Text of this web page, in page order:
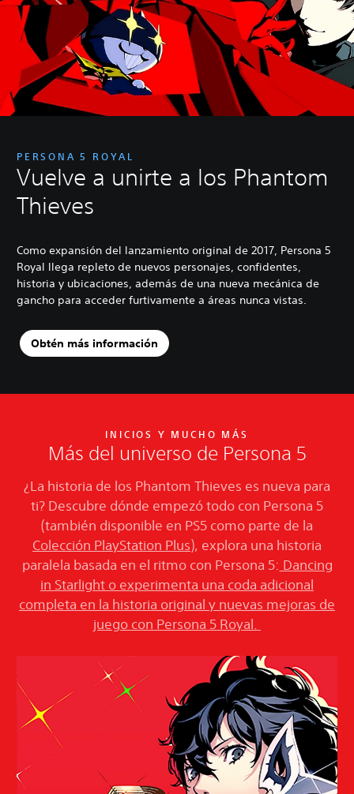
PERSONA 5 ROYAL
Vuelve a unirte a los Phantom
Thieves
Como expansión del lanzamiento original de 2017, Persona 5
Royal llega repleto de nuevos personajes, confidentes,
historia y ubicaciones, además de una nueva mecánica de
gancho para acceder furtivamente a áreas nunca vistas.
Obtén más información
INICIOS Y MUCHO MÁS
Más del universo de Persona 5
¿La historia de los Phantom Thieves es nueva para
ti? Descubre dónde empezó todo con Persona 5
(también disponible en PS5 como parte de la
Colección PlayStation Plus), explora una historia
paralela basada en el ritmo con Persona 5: Dancing
in Starlight o experimenta una coda adicional
completa en la historia original y nuevas mejoras de
juego con Persona 5 Royal.